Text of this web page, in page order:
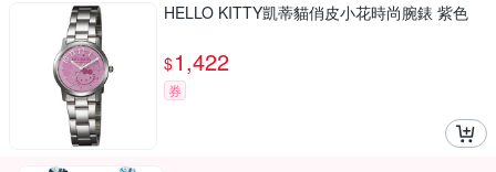
HELLO KITTY凱蒂貓俏皮小花時尚腕錶 紫色
$1,422
券